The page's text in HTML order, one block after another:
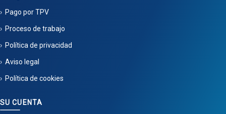
Pago por TPV
Proceso de trabajo
Política de privacidad
Aviso legal
Política de cookies
SU CUENTA